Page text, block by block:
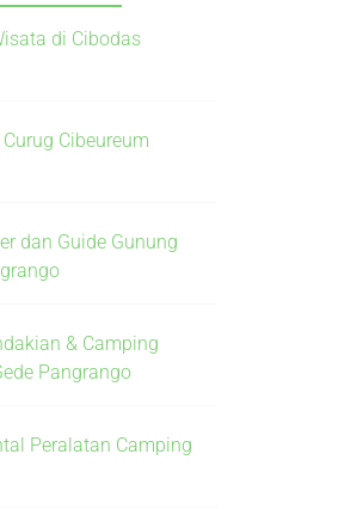
di Cibodas
Cibeureum
dan Guide Gunung
& Camping
Pangrango
Peralatan Camping